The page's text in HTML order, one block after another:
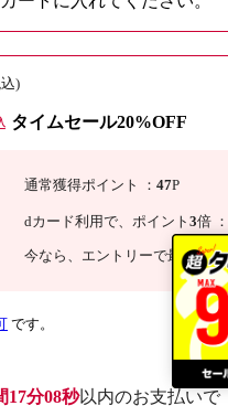
)
タイムセール20%OFF
通常獲得ポイント ： 47P
dカード利用で、 ポイント 3倍 ：
今なら 、エントリーで最大 倍
です。
17分07秒以内のお支払いで